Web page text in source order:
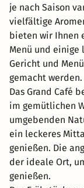
je nach Saison
vielfältige
bieten wir Ihnen
Menü und einige
Gericht und
gemacht werden.
Das Grand Café
im gemütlichen
umgebenden
ein leckeres
genießen. Die
der ideale Ort,
genießen.